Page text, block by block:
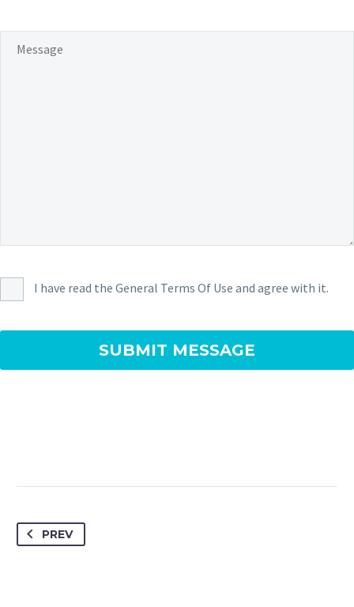
I have read the General Terms Of Use and agree with it.
PREV